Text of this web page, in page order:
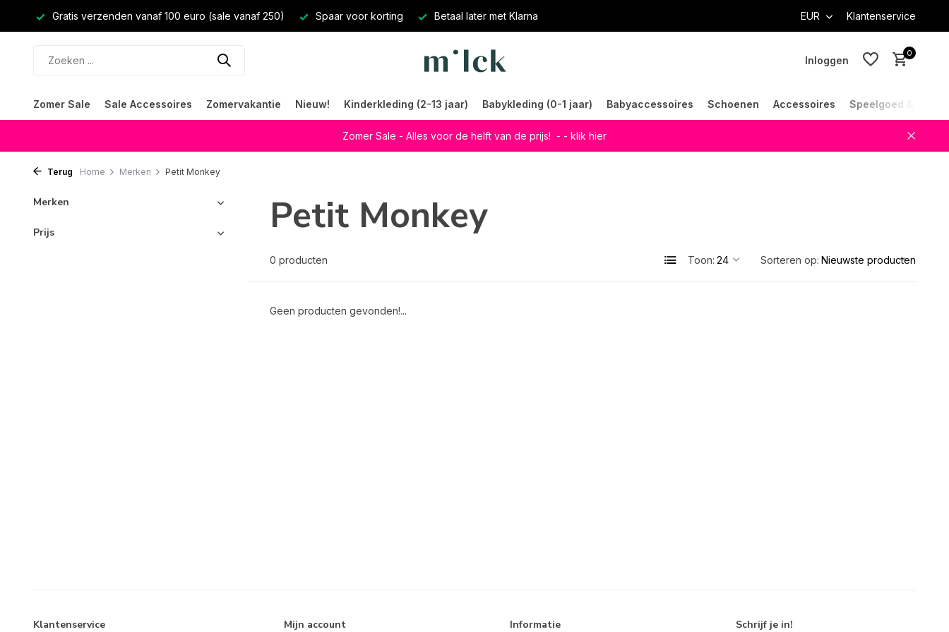
Gratis verzenden vanaf 100 euro (sale vanaf 250) Spaar voor korting Betaal later met Klarna EUR Klantenservice
Inloggen
0
Zomer Sale Sale Accessoires Zomervakantie Nieuw! Kinderkleding (2-13 jaar) Babykleding (0-1 jaar) Babyaccessoires Schoenen Accessoires Speelgoed &
Zomer Sale - Alles voor de helft van de prijs! - - klik hier
Terug Home Merken Petit Monkey
Merken
Prijs Petit Monkey
0 producten Toon: Sorteren op:
Geen producten gevonden!...
Klantenservice Mijn account Informatie Schrijf je in!